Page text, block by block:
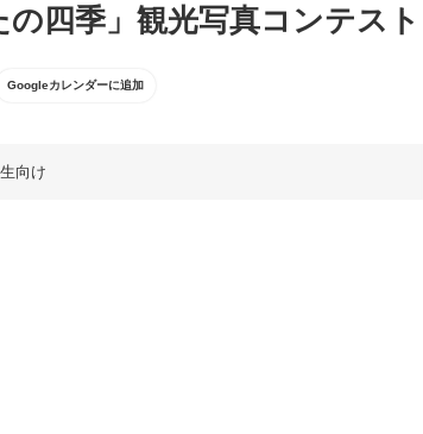
四季」観光写真コンテスト
Googleカレンダーに追加
向け